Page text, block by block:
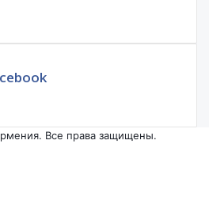
Все права защищены.